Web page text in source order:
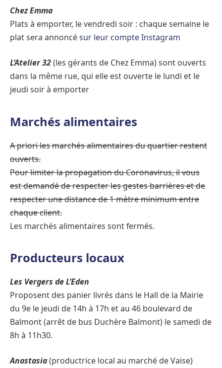
Chez Emma
Plats à emporter, le vendredi soir : chaque semaine le
plat sera annoncésur leur compte Instagram
L’Atelier 32(les gérants de Chez Emma) sont ouverts
dans la même rue, qui elle est ouverte le lundi et le
jeudi soir à emporter
Marchés alimentaires
A priori les marchés alimentaires du quartier restent
ouverts.
Pour limiter la propagation du Coronavirus, il vous
est demandé de respecter les gestes barrières et de
respecter une distance de 1 mètre minimum entre
chaque client.
Les marchés alimentaires sont fermés.
Producteurs locaux
Les Vergers de L’Eden
Proposent des panier livrés dans le Hall de la Mairie
du 9e le jeudi de 14h à 17h et au 46 boulevard de
Balmont (arrêt de bus Duchère Balmont) le samedi de
8h à 11h30.
Anastasia(productrice local au marché de Vaise)